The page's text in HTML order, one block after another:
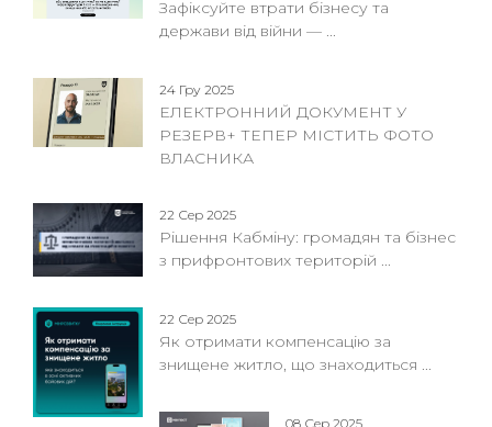
Зафіксуйте втрати бізнесу та
держави від війни — ...
24 Гру 2025
ЕЛЕКТРОННИЙ ДОКУМЕНТ У
РЕЗЕРВ+ ТЕПЕР МІСТИТЬ ФОТО
ВЛАСНИКА
22 Сер 2025
Рішення Кабміну: громадян та бізнес
з прифронтових територій ...
22 Сер 2025
Як отримати компенсацію за
знищене житло, що знаходиться ...
08 Сер 2025